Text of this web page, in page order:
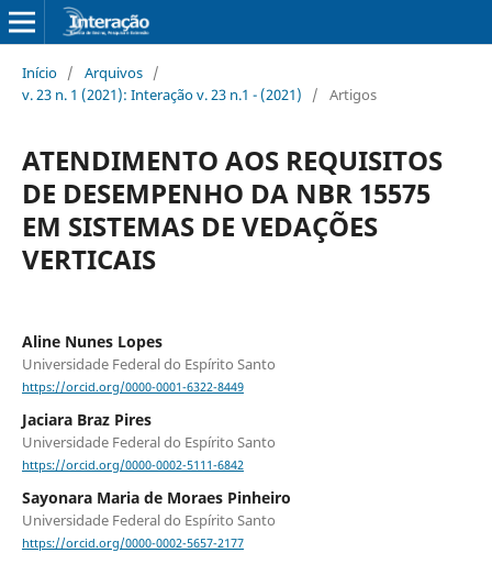
Início / Arquivos /
v. 23 n. 1 (2021): Interação v. 23 n.1 - (2021)
/ Artigos
ATENDIMENTO AOS REQUISITOS
DE DESEMPENHO DA NBR 15575
EM SISTEMAS DE VEDAÇÕES
VERTICAIS
Aline Nunes Lopes
Universidade Federal do Espírito Santo
https://orcid.org/0000-0001-6322-8449
Jaciara Braz Pires
Universidade Federal do Espírito Santo
https://orcid.org/0000-0002-5111-6842
Sayonara Maria de Moraes Pinheiro
Universidade Federal do Espírito Santo
https://orcid.org/0000-0002-5657-2177